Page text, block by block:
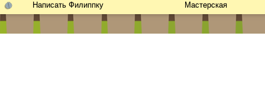
Написать Филиппку
Мастерская